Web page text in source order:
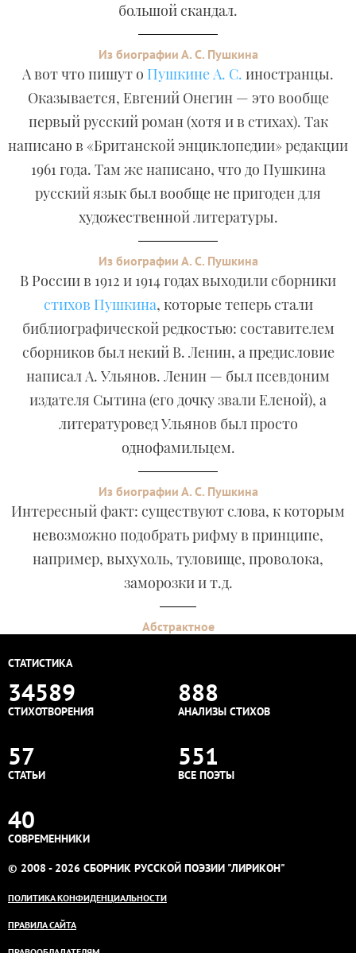
большой скандал.
Из биографии А. С. Пушкина
А вот что пишут о Пушкине А. С. иностранцы.
Оказывается, Евгений Онегин — это вообще
первый русский роман (хотя и в стихах). Так
написано в «Британской энциклопедии» редакции
1961 года. Там же написано, что до Пушкина
русский язык был вообще не пригоден для
художественной литературы.
Из биографии А. С. Пушкина
В России в 1912 и 1914 годах выходили сборники
стихов Пушкина, которые теперь стали
библиографической редкостью: составителем
сборников был некий В. Ленин, а предисловие
написал А. Ульянов. Ленин — был псевдоним
издателя Сытина (его дочку звали Еленой), а
литературовед Ульянов был просто
однофамильцем.
Из биографии А. С. Пушкина
Интересный факт: существуют слова, к которым
невозможно подобрать рифму в принципе,
например, выхухоль, туловище, проволока,
заморозки и т.д.
Абстрактное
СТАТИСТИКА
34589
СТИХОТВОРЕНИЯ
888
АНАЛИЗЫ СТИХОВ
57
СТАТЬИ
551
ВСЕ ПОЭТЫ
40
СОВРЕМЕННИКИ
© 2008 - 2026 СБОРНИК РУССКОЙ ПОЭЗИИ "ЛИРИКОН"
ПОЛИТИКА КОНФИДЕНЦИАЛЬНОСТИ
ПРАВИЛА САЙТА